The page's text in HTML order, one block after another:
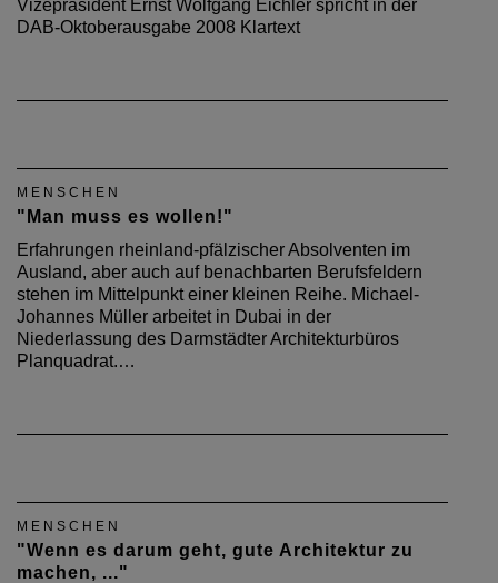
Vizepräsident Ernst Wolfgang Eichler spricht in der
DAB-Oktoberausgabe 2008 Klartext
MENSCHEN
"Man muss es wollen!"
Erfahrungen rheinland-pfälzischer Absolventen im
Ausland, aber auch auf benachbarten Berufsfeldern
stehen im Mittelpunkt einer kleinen Reihe. Michael-
Johannes Müller arbeitet in Dubai in der
Niederlassung des Darmstädter Architekturbüros
Planquadrat.…
MENSCHEN
"Wenn es darum geht, gute Architektur zu
machen, ..."